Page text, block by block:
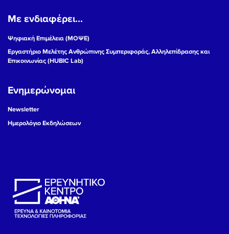
19
22
Με ενδιαφέρει...
Ψηφιακή Επιμέλεια (ΜΟΨΕ)
Εργαστήριο Μελέτης Ανθρώπινης Συμπεριφοράς, Αλληλεπίδρασης και
Επικοινωνίας (HUBIC Lab)
Ενημερώνομαι
Newsletter
Ημερολόγιο Εκδηλώσεων